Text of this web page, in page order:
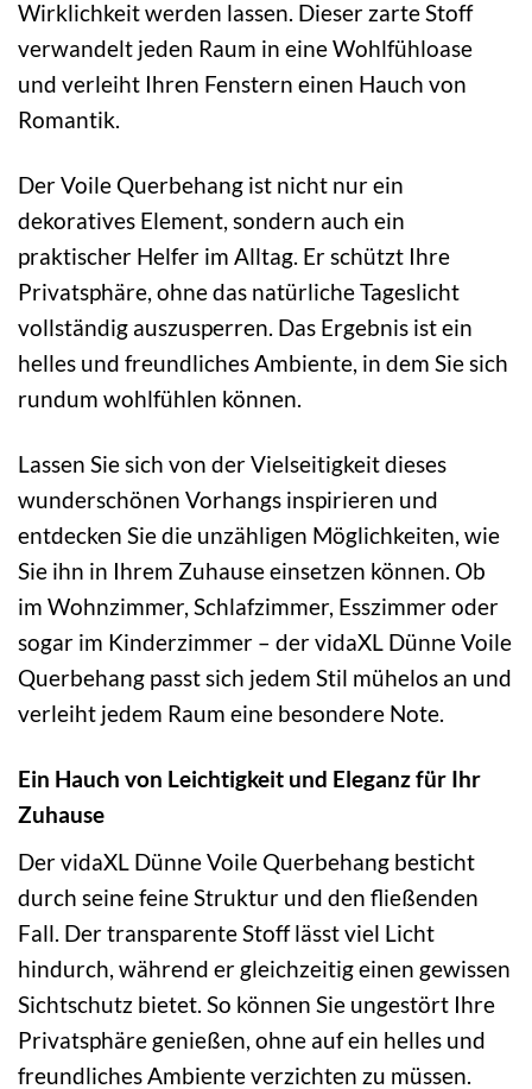
Wirklichkeit werden lassen. Dieser zarte Stoff
verwandelt jeden Raum in eine Wohlfühloase
und verleiht Ihren Fenstern einen Hauch von
Romantik.
Der Voile Querbehang ist nicht nur ein
dekoratives Element, sondern auch ein
praktischer Helfer im Alltag. Er schützt Ihre
Privatsphäre, ohne das natürliche Tageslicht
vollständig auszusperren. Das Ergebnis ist ein
helles und freundliches Ambiente, in dem Sie sich
rundum wohlfühlen können.
Lassen Sie sich von der Vielseitigkeit dieses
wunderschönen Vorhangs inspirieren und
entdecken Sie die unzähligen Möglichkeiten, wie
Sie ihn in Ihrem Zuhause einsetzen können. Ob
im Wohnzimmer, Schlafzimmer, Esszimmer oder
sogar im Kinderzimmer – der vidaXL Dünne Voile
Querbehang passt sich jedem Stil mühelos an und
verleiht jedem Raum eine besondere Note.
Ein Hauch von Leichtigkeit und Eleganz für Ihr
Zuhause
Der vidaXL Dünne Voile Querbehang besticht
durch seine feine Struktur und den fließenden
Fall. Der transparente Stoff lässt viel Licht
hindurch, während er gleichzeitig einen gewissen
Sichtschutz bietet. So können Sie ungestört Ihre
Privatsphäre genießen, ohne auf ein helles und
freundliches Ambiente verzichten zu müssen.